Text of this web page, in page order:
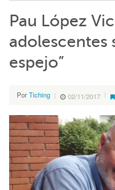
Pau López
adolescentes
espejo”
PorTiching 02/11/2017